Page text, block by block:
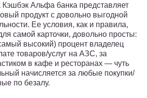
Кэшбэк Альфа банка представляет
продукт с довольно выгодной
Ее условия, как и правила,
самой карточки, довольно просты:
высокий) процент владелец
товаров/услуг на АЗС, за
в кафе и ресторанах — чуть
начисляется за любые покупки/
по безалу.